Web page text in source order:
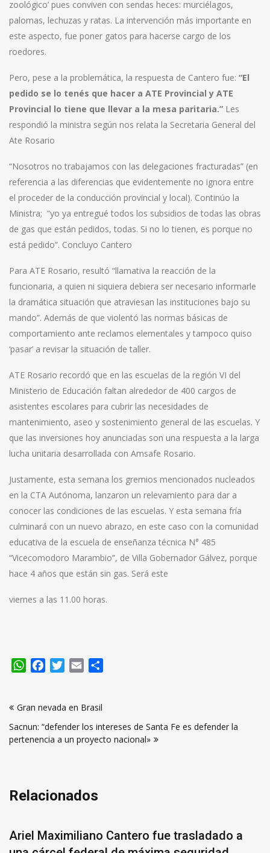
zoológico’ pues conviven con sendas heces: murciélagos,
palomas, lechuzas y ratas. La intervención más importante en
este aspecto, fue poner gatos para hacerse cargo de los
roedores.
Pero, pese a la problemática, la respuesta de Cantero fue: “El
pedido se lo tenés que hacer a ATE Provincial y ATE
Provincial lo tiene que llevar a la mesa paritaria.” Les
respondió la ministra según nos relata la Secretaria General del
Ate Rosario
“Nosotros no trabajamos con las delegaciones fracturadas” (en
referencia a las diferencias que evidentemente no ignora entre
el proceder de la conducción provincial y local). Continúo la
Ministra; “yo ya entregué todos los subsidios de todas las obras
de gas que están pedidos, todas. Si no lo tienen, es porque no
está pedido”. Concluyo Cantero
Para ATE Rosario, resultó “llamativa la reacción de la
funcionaria, a quien ni siquiera debiera ser necesario informarle
la dramática situación que atraviesan las instituciones bajo su
mando”. Además de que violentó las normas básicas de
comportamiento ante reclamos elementales y tampoco quiso
‘pasar’ a revisar la situación de taller.
ATE Rosario recordó que en las escuelas de la región VI del
Ministerio de Educación faltan alrededor de 400 cargos de
asistentes escolares para cubrir las necesidades de
mantenimiento, aseo y sostenimiento general de las escuelas. Y
que las inversiones hoy anunciadas son una respuesta a la larga
lucha unitaria desarrollada con Amsafe Rosario.
Justamente, esta semana los gremios mencionados nucleados
en la CTA Autónoma, lanzaron un relevamiento para dar a
conocer las condiciones de las escuelas. Y esta semana fría
culminará con un nuevo abrazo, en este caso con la comunidad
educativa de la escuela de enseñanza técnica N° 485
“Vicecomodoro Marambio”, de Villa Gobernador Gálvez, porque
hace 4 años que están sin gas. Será este
viernes a las 11.00 horas.
WhatsApp
FacebookTwitter
Email
de
entradas
Gran nevada en Brasil
Sacnun: “defender los intereses de Santa Fe es defender la
pertenencia a un proyecto nacional»
Relacionados
Ariel Maximiliano Cantero fue trasladado a